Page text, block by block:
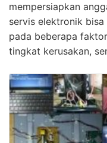
mempersiapkan
servis elektronik
pada beberapa
tingkat kerusakan,